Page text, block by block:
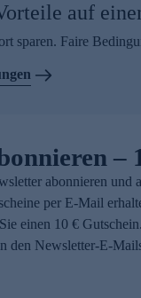
auf
sparen. Faire
–
abonnieren und
per E-Mail
einen 10 €
den Newsletter-E-